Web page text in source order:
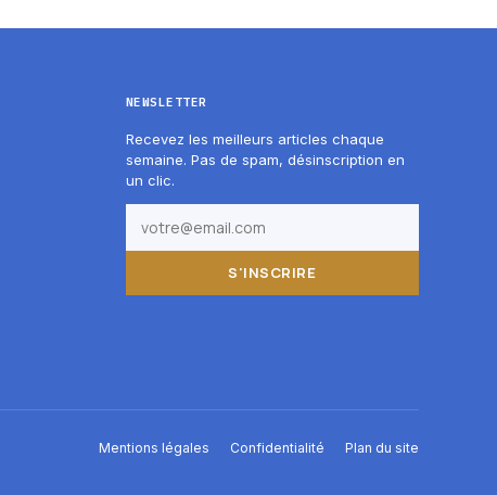
NEWSLETTER
Recevez les meilleurs articles chaque
semaine. Pas de spam, désinscription en
un clic.
S'INSCRIRE
Mentions légales Confidentialité Plan du site